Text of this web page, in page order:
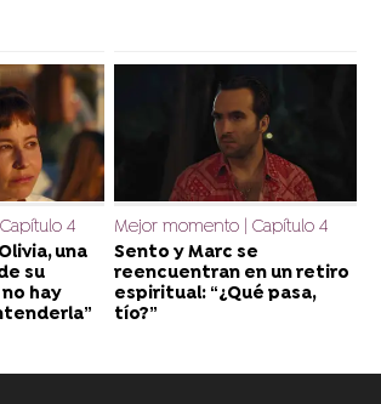
4
una
su
no hay
Mejor momento | Capítulo 4
Sento y Marc se
reencuentran en un retiro
espiritual: “¿Qué pasa,
tío?”